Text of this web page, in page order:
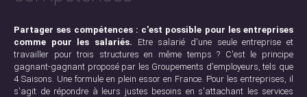
Partager ses compétences : c'est possible pour les entreprises
comme pour les salariés. Etre salarié d'une seule entreprise et
travailler pour trois structures en même temps ? C'est le principe
gagnant-gagnant proposé par les Groupements d'employeurs, tels que
4 Saisons. Une formule en plein essor en France. Pour les entreprises, il
s'agit de répondre à leurs justes besoins en s'attachant les services